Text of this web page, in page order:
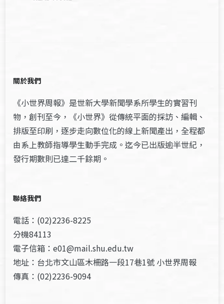
關於我們
《小世界周報》是世新大學新聞學系所學生的實習刊
物，創刊至今，《小世界》從傳統平面的採訪、編輯、
排版至印刷，逐步走向數位化的線上新聞產出，全程都
由系上教師指導學生動手完成。迄今已出版逾半世紀，
發行期數則已達二千餘期。
聯絡我們
電話：(02)2236-8225
分機84113
電子信箱：e01@mail.shu.edu.tw
地址：台北市文山區木柵路一段17巷1號 小世界周報
傳真：(02)2236-9094